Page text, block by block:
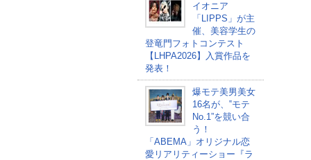
イオニア
「LIPPS」が主
催、美容学生の
登竜門フォトコンテスト
【LHPA2026】入賞作品を
発表！
爆モテ美男美女
16名が、‟モテ
No.1”を競い合
う！
「ABEMA」オリジナル恋
愛リアリティーショー『ラ